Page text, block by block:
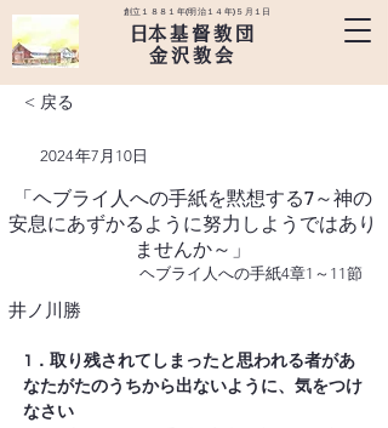
創立１８８１年(明治１４年)５月１日
​日本基督教団
金沢教会
< 戻る
2024年7月10日
「ヘブライ人への手紙を黙想する7～神の
安息にあずかるように努力しようではあり
ませんか～」
ヘブライ人への手紙4章1～11節
井ノ川勝
1．取り残されてしまったと思われる者があ
なたがたのうちから出ないように、気をつけ
なさい